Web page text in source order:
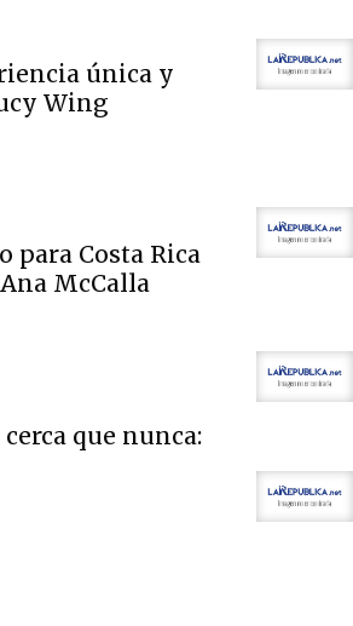
única y
Wing
para Costa Rica
McCalla
que nunca: